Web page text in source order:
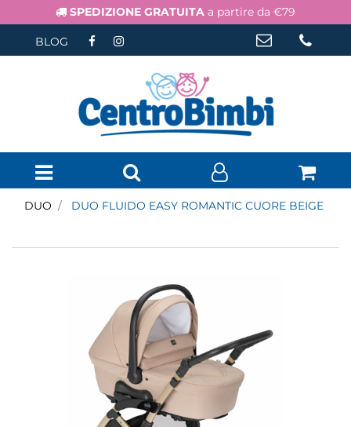
SPEDIZIONE GRATUITA a partire da €79
BLOG
Open menu
DUO DUO FLUIDO EASY ROMANTIC CUORE BEIGE